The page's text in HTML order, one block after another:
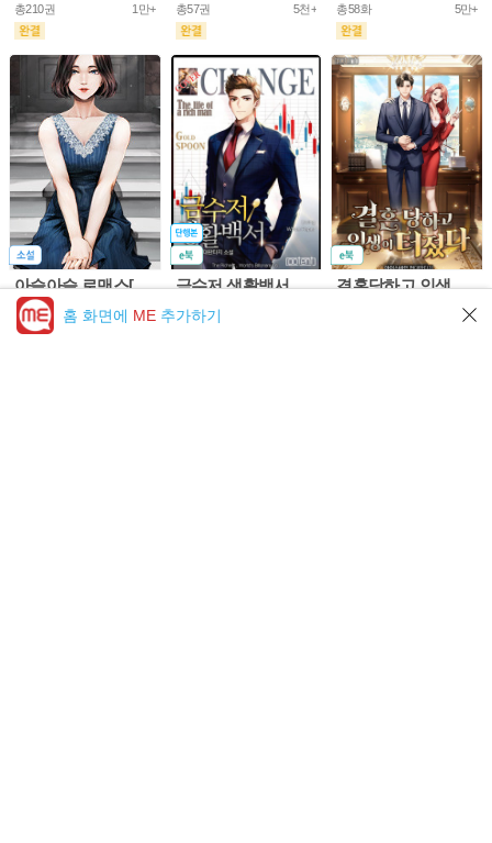
총210권 1만+ 총57권 5천+ 총58화 5만+
아슬아슬 로맨스[개정판]
총61화
금수저 생활백서 결혼당하고 인생이 터졌다
1만+
홈 화면에 ME 추가하기